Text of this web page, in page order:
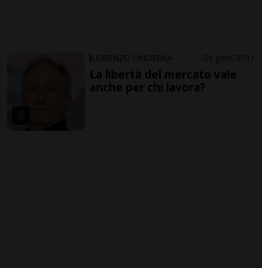
LORENZO ONDERKA 1 gior 3 11
La libertà del mercato vale
anche per chi lavora?